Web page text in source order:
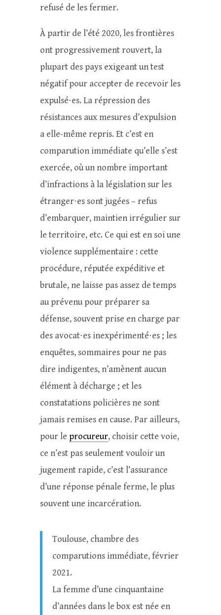
refusé de les fermer.
À partir de l’été 2020, les frontières
ont progressivement rouvert, la
plupart des pays exigeant un test
négatif pour accepter de recevoir les
expulsé⋅es. La répression des
résistances aux mesures d’expulsion
a elle-même repris. Et c’est en
comparution immédiate qu’elle s’est
exercée, où un nombre important
d’infractions à la législation sur les
étranger⋅es sont jugées – refus
d’embarquer, maintien irrégulier sur
le territoire, etc. Ce qui est en soi une
violence supplémentaire : cette
procédure, réputée expéditive et
brutale, ne laisse pas assez de temps
au prévenu pour préparer sa
défense, souvent prise en charge par
des avocat⋅es inexpérimenté⋅es ; les
enquêtes, sommaires pour ne pas
dire indigentes, n’amènent aucun
élément à décharge ; et les
constatations policières ne sont
jamais remises en cause. Par ailleurs,
pour le procureur, choisir cette voie,
ce n’est pas seulement vouloir un
jugement rapide, c’est l’assurance
d’une réponse pénale ferme, le plus
souvent une incarcération.
Toulouse, chambre des
comparutions immédiate, février
2021.
La femme d’une cinquantaine
d’années dans le box est née en